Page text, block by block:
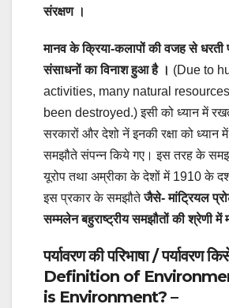
संरक्षण ।
मानव के क्रिया-कलापों की वजह से धरती
संसाधनों का विनाश हुआ है । (Due to
activities, many natural
been destroyed.) इसी को ध्यान में
सरकारों और देशो नें इनकी रक्षा को
समझौते संपन्न किये गए। इस तरह के
यूरोप तथा अम्रीका के देशों में 1910 के
इस प्रकार के समझौतेजैसे- मांट्रियल
सम्मलेन बहुराष्ट्रीय समझौतों की श्रेणी में
पर्यावरण की परिभाषा / पर्यावरण
Definition of
is Environment? –